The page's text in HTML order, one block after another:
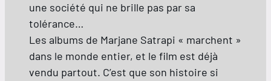
une société qui ne brille pas par sa
tolérance…
Les albums de Marjane Satrapi « marchent »
dans le monde entier, et le film est déjà
vendu partout. C’est que son histoire si